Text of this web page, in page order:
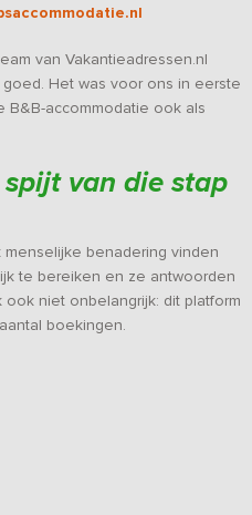
van Vakantieadressen.nl
Het was voor ons in eerste
B&B-accommodatie ook als
van die stap
benadering vinden
te bereiken en ze antwoorden
niet onbelangrijk: dit platform
boekingen.